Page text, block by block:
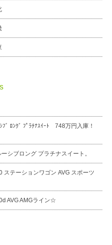
ﾌﾞ ﾛﾝｸﾞ ﾌﾟﾗﾁﾅｽｲｰﾄ 748万円入庫！
シブロング プラチナスイート。
テーションワゴン AVG スポーツ
AVG AMGライン☆